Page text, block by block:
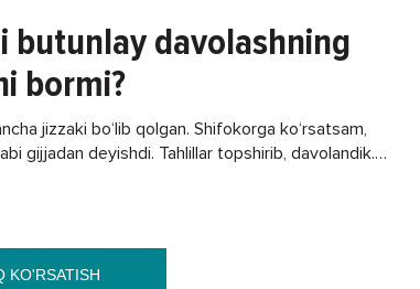
butunlay davolashning
bormi?
jizzaki bo‘lib qolgan. Shifokorga ko‘rsatsam,
gijjadan deyishdi. Tahlillar topshirib, davolandik.
KO'RSATISH